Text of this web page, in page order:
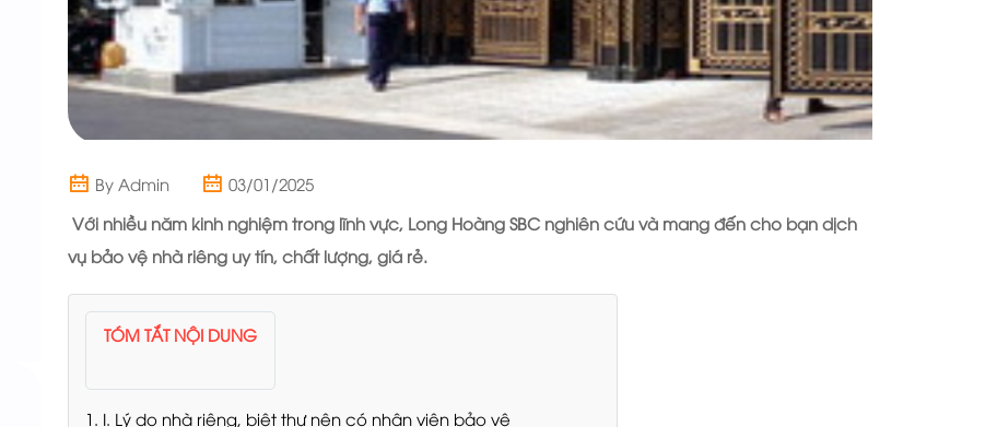
By Admin
03/01/2025
Với nhiều năm kinh nghiệm trong lĩnh vực, Long Hoàng SBC nghiên cứu và mang đến cho bạn dịch
vụ bảo vệ nhà riêng uy tín, chất lượng, giá rẻ.
TÓM TẮT NỘI DUNG
1. I. Lý do nhà riêng, biệt thự nên có nhân viên bảo vệ